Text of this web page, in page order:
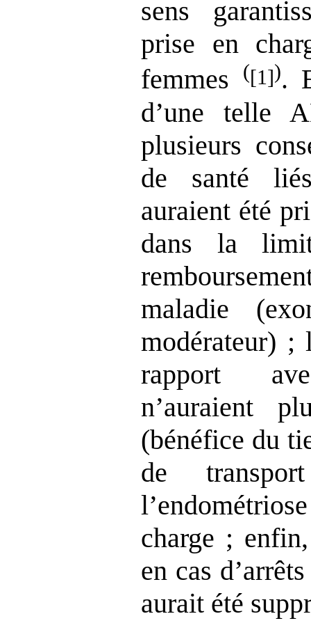
sens
prise en
femmes
([1]).
d’une telle
plusieurs
de santé
auraient été
dans la
maladie
modérateur) ;
rapport
n’auraient
(bénéfice du
de
charge ;
en cas
aurait été